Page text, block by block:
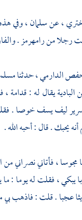
، عنسلمان، وفي
رجلا منرامهرمز.
الدارمي، حدثنا
يقال له : قدامة
ليف يسف خوصا .
يحبك . قال : أحبه الله .
مجوسا ، فأتاني نصراني من
، فقلت له يوما :
عجبا . قلت : فاذهب